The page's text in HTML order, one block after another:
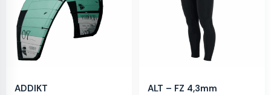
ADDIKT ALT – FZ 4,3mm